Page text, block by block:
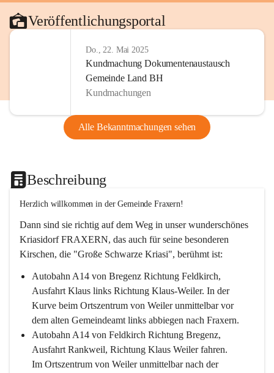
Veröffentlichungsportal
Do., 22. Mai 2025
Kundmachung Dokumentenaustausch
Gemeinde Land BH
Kundmachungen
Alle Bekanntmachungen sehen
Beschreibung
Herzlich willkommen in der Gemeinde Fraxern!
Dann sind sie richtig auf dem Weg in unser wunderschönes
Kriasidorf FRAXERN, das auch für seine besonderen
Kirschen, die "Große Schwarze Kriasi", berühmt ist:
Autobahn A14 von Bregenz Richtung Feldkirch,
Ausfahrt Klaus links Richtung Klaus-Weiler. In der
Kurve beim Ortszentrum von Weiler unmittelbar vor
dem alten Gemeindeamt links abbiegen nach Fraxern.
Autobahn A14 von Feldkirch Richtung Bregenz,
Ausfahrt Rankweil, Richtung Klaus Weiler fahren.
Im Ortszentrum von Weiler unmittelbar nach der